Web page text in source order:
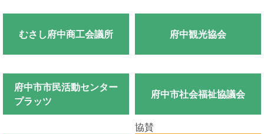
むさし府中商工会議所 府中観光協会
府中市市民活動センター
プラッツ
府中市社会福祉協議会
協賛